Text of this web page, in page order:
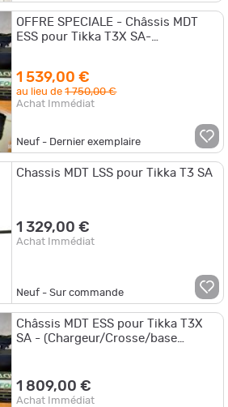
OFFRE SPECIALE - Châssis MDT
ESS pour Tikka T3X SA-
1 539,00 €
au lieu de1 750,00 €
Achat Immédiat
Neuf - Dernier exemplaire
Chassis MDT LSS pour Tikka T3 SA
1 329,00 €
Achat Immédiat
Neuf - Sur commande
Châssis MDT ESS pour Tikka T3X
SA - (Chargeur/Crosse/base
1 809,00 €
Achat Immédiat